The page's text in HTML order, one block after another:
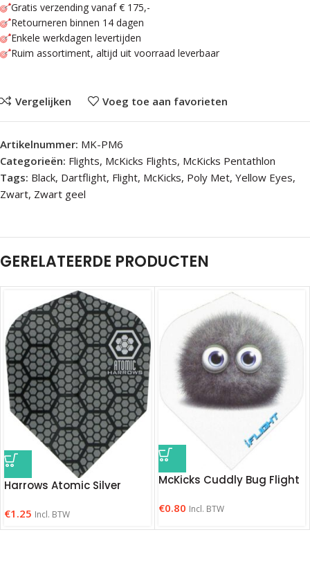
Gratis verzending vanaf € 175,-
Retourneren binnen 14 dagen
Enkele werkdagen levertijden
Ruim assortiment, altijd uit voorraad leverbaar
Vergelijken Voeg toe aan favorieten
Artikelnummer: MK-PM6
Categorieën: Flights, McKicks Flights, McKicks Pentathlon
Tags: Black, Dartflight, Flight, McKicks, Poly Met, Yellow Eyes,
Zwart, Zwart geel
GERELATEERDE PRODUCTEN
Harrows Atomic Silver
€1.25 Incl. BTW
McKicks Cuddly Bug Flight
€0.80 Incl. BTW